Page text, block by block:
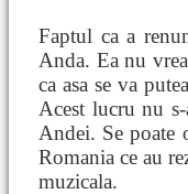
Faptul ca a
Anda. Ea nu
ca asa se va
Acest lucru nu
Andei. Se poate
Romania ce au
muzicala.